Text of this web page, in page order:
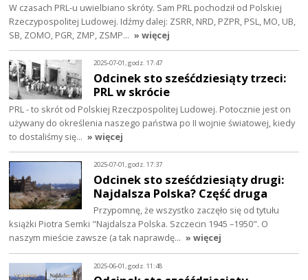
W czasach PRL-u uwielbiano skróty. Sam PRL pochodził od Polskiej
Rzeczypospolitej Ludowej. Idźmy dalej: ZSRR, NRD, PZPR, PSL, MO, UB,
SB, ZOMO, PGR, ZMP, ZSMP… » więcej
2025-07-01, godz. 17:47
Odcinek sto sześćdziesiąty trzeci:
PRL w skrócie
PRL - to skrót od Polskiej Rzeczpospolitej Ludowej. Potocznie jest on
używany do określenia naszego państwa po II wojnie światowej, kiedy
to dostaliśmy się… » więcej
2025-07-01, godz. 17:37
Odcinek sto sześćdziesiąty drugi:
Najdalsza Polska? Część druga
Przypomnę, że wszystko zaczęło się od tytułu
książki Piotra Semki "Najdalsza Polska. Szczecin 1945 –1950". O
naszym mieście zawsze (a tak naprawdę… » więcej
2025-06-01, godz. 11:48